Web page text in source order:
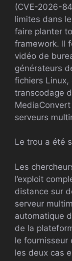
(CVE-2026-
limites dans
faire planter
framework. Il
vidéo de
générateurs
fichiers Linux,
transcodage
serveurs
Le trou a été
Les
l’exploit
distance sur
serveur
automatique
de la
le fournisseur
les deux cas